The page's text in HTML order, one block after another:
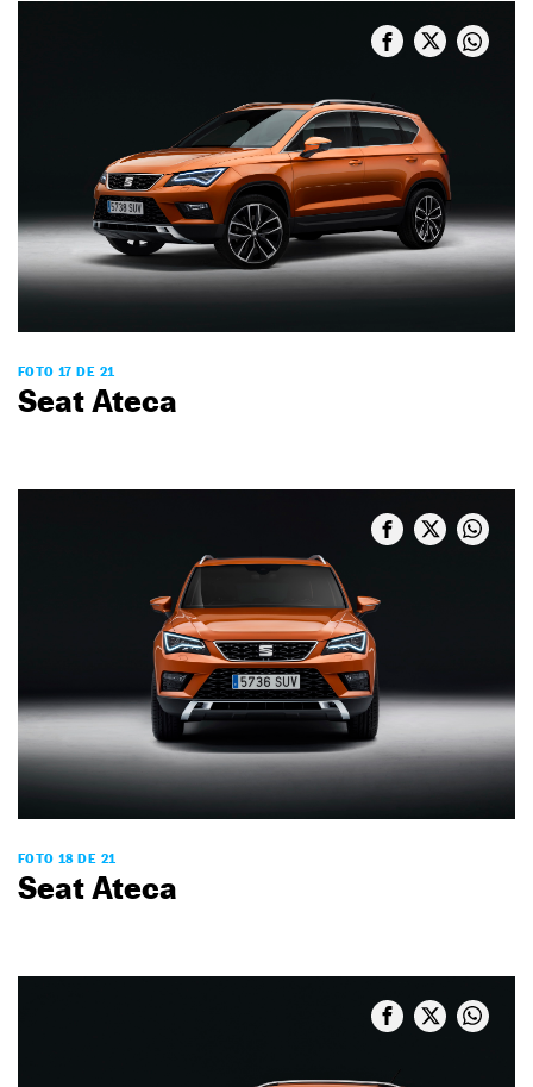
FOTO 17 DE 21
Seat Ateca
FOTO 18 DE 21
Seat Ateca